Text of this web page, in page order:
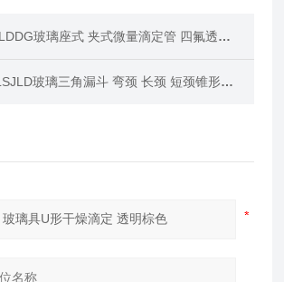
玻璃座式 夹式微量滴定管 四氟透明 棕色
玻璃三角漏斗 弯颈 长颈 短颈锥形高硼硅